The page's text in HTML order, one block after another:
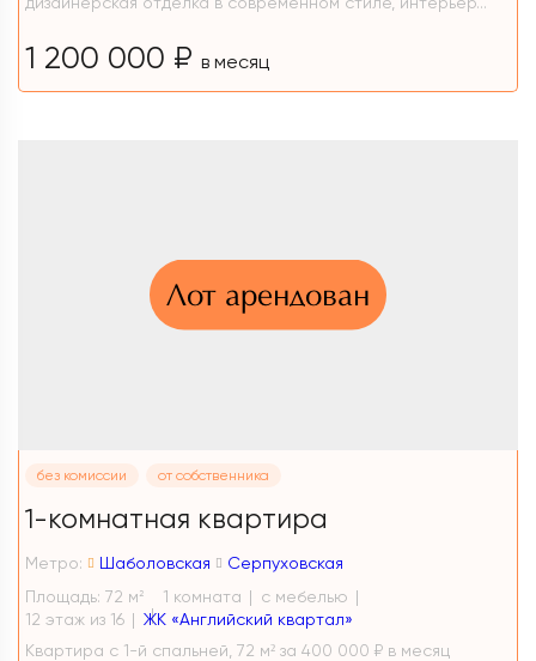
1 200 000 ₽ в месяц
Лот арендован
без комиссии от собственника
1-комнатная квартира
Метро: Шаболовская
Серпуховская
Площадь: 72 м 2 1 комната
с мебелью
12 этаж из 16
ЖК «Английский квартал»
Квартира с 1-й спальней, 72 м² за 400 000 ₽ в месяц